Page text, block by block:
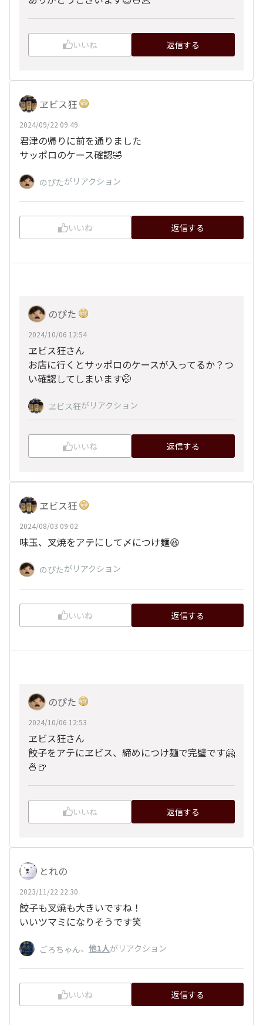
いいね 返信する
ヱビス狂
2024/09/22 09:49
君津の帰りに前を通りました
サッポロのケース確認🤣
のぴたがリアクション
いいね 返信する
のぴた
2024/10/06 12:54
ヱビス狂さん
お店に行くとサッポロのケースが入ってるか？つ
い確認してしまいます🤭
ヱビス狂がリアクション
いいね 返信する
ヱビス狂
2024/08/03 09:02
味玉、叉焼をアテにして〆につけ麺😆
のぴたがリアクション
いいね 返信する
のぴた
2024/10/06 12:53
ヱビス狂さん
餃子をアテにヱビス、締めにつけ麺で完璧です🤗
🍜🍺
いいね 返信する
とれの
2023/11/22 22:30
餃子も叉焼も大きいですね！
いいツマミになりそうです笑
ごろちゃん、 他1人がリアクション
いいね 返信する